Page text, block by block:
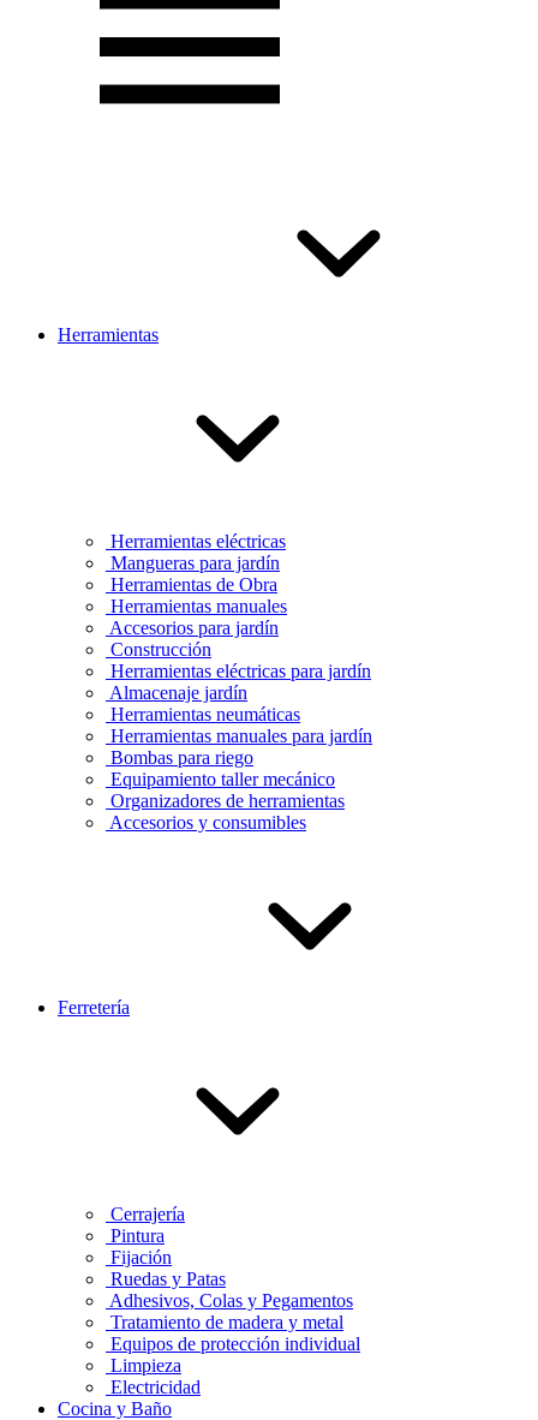
Herramientas
Herramientas eléctricas
Mangueras para jardín
Herramientas de Obra
Herramientas manuales
Accesorios para jardín
Construcción
Herramientas eléctricas para jardín
Almacenaje jardín
Herramientas neumáticas
Herramientas manuales para jardín
Bombas para riego
Equipamiento taller mecánico
Organizadores de herramientas
Accesorios y consumibles
Ferretería
Cerrajería
Pintura
Fijación
Ruedas y Patas
Adhesivos, Colas y Pegamentos
Tratamiento de madera y metal
Equipos de protección individual
Limpieza
Electricidad
Cocina y Baño